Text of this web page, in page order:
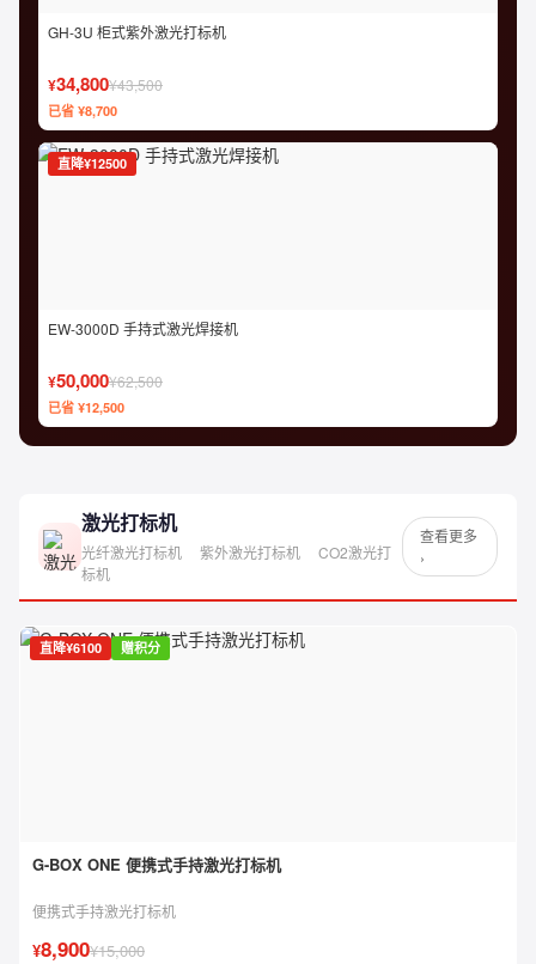
GH-3U 柜式紫外激光打标机
¥34,800¥43,500
已省 ¥8,700
直降¥12500
EW-3000D 手持式激光焊接机
¥50,000¥62,500
已省 ¥12,500
激光打标机
光纤激光打标机 紫外激光打标机
CO2激光打
标机
查看更多
›
直降¥6100 赠积分
G-BOX ONE 便携式手持激光打标机
便携式手持激光打标机
¥8,900¥15,000